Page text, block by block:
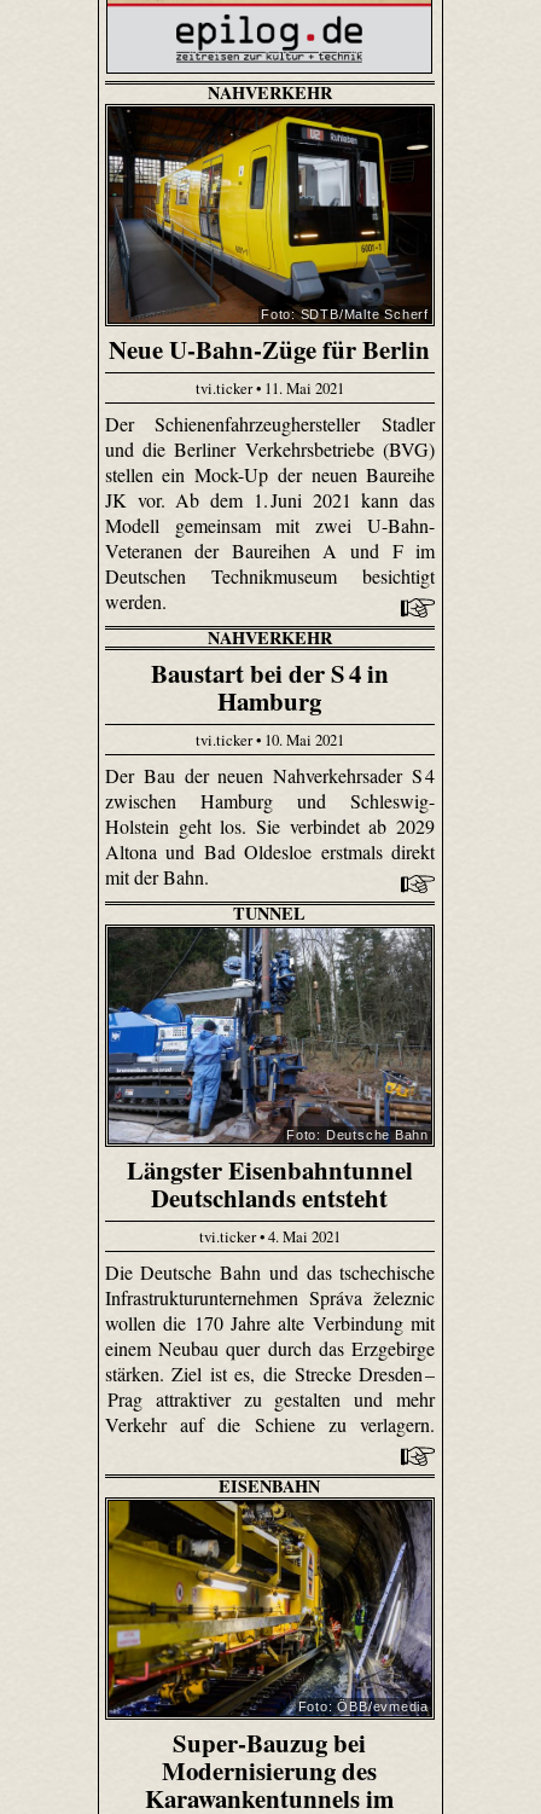
NAHVERKEHR
Foto: SDTB/Malte Scherf
Neue U-Bahn-Züge für Berlin
tvi.ticker • 11. Mai 2021
Der Schienenfahrzeughersteller Stadler
und die Berliner Verkehrsbetriebe (BVG)
stellen ein Mock-Up der neuen Baureihe
JK vor. Ab dem 1. Juni 2021 kann das
Modell gemeinsam mit zwei U-Bahn-
Veteranen der Baureihen A und F im
Deutschen Technikmuseum besichtigt
werden.
NAHVERKEHR
Baustart bei der S 4 in
Hamburg
tvi.ticker • 10. Mai 2021
Der Bau der neuen Nahverkehrsader S 4
zwischen Hamburg und Schleswig-
Holstein geht los. Sie verbindet ab 2029
Altona und Bad Oldesloe erstmals direkt
mit der Bahn.
TUNNEL
Foto: Deutsche Bahn
Längster Eisenbahntunnel
Deutschlands entsteht
tvi.ticker • 4. Mai 2021
Die Deutsche Bahn und das tschechische
Infrastrukturunternehmen Správa železnic
wollen die 170 Jahre alte Verbindung mit
einem Neubau quer durch das Erzgebirge
stärken. Ziel ist es, die Strecke Dresden –
Prag attraktiver zu gestalten und mehr
Verkehr auf die Schiene zu verlagern.
EISENBAHN
Foto: ÖBB/evmedia
Super-Bauzug bei
Modernisierung des
Karawankentunnels im